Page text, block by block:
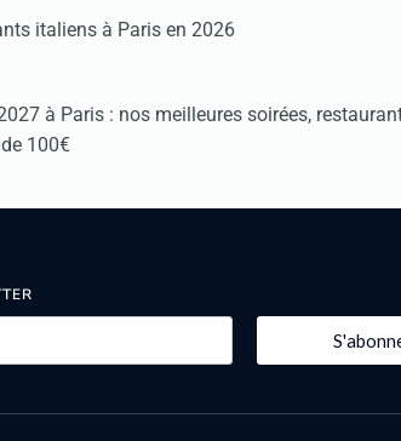
italiens à Paris en 2026
à Paris : nos meilleures soirées,
100€